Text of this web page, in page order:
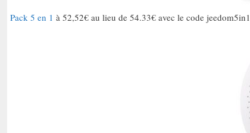
Pack 5 en 1 à 52,52€ au lieu de 54.33€ avec le code jeedom5in1